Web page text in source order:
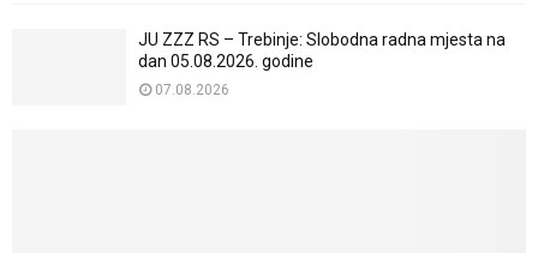
JU ZZZ RS – Trebinje: Slobodna radna mjesta na
dan 05.08.2026. godine
07.08.2026